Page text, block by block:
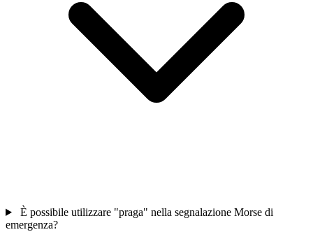
È possibile utilizzare "praga" nella segnalazione Morse di
emergenza?